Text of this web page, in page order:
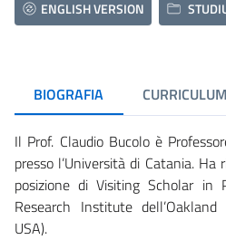
ENGLISH VERSION
BIOGRAFIA CURRICULUM
Il Prof. Claudio Bucolo è
presso l’Università di Catania.
posizione di Visiting Scholar in
Research Institute
USA).